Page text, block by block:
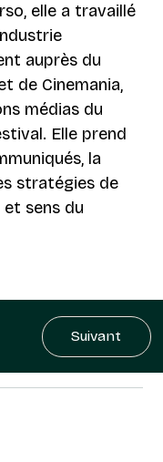
elle a travaillé
auprès du
de Cinemania,
médias du
Elle prend
la
stratégies de
sens du
Suivant